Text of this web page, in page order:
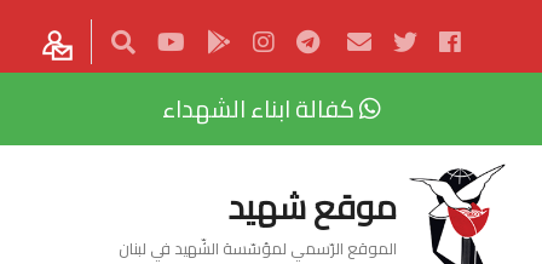
كفالة ابناء الشهداء
موقع شهيد
الموقع الرّسمي لمؤسّسة الشّهيد في لبنان